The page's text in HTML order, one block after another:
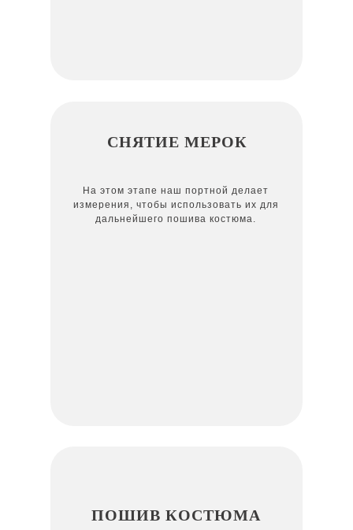
ПОШИВ КОСТЮМА
На этом этапе наш портной делает
измерения, чтобы использовать их для
дальнейшего пошива костюма.
СНЯТИЕ МЕРОК